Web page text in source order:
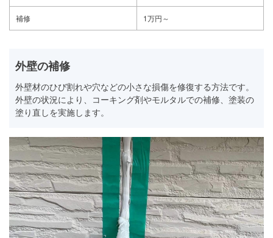
補修 1万円～
外壁の補修
外壁材のひび割れや穴などの小さな損傷を修復する方法です。
外壁の状況により、コーキング剤やモルタルでの補修、塗装の
塗り直しを実施します。